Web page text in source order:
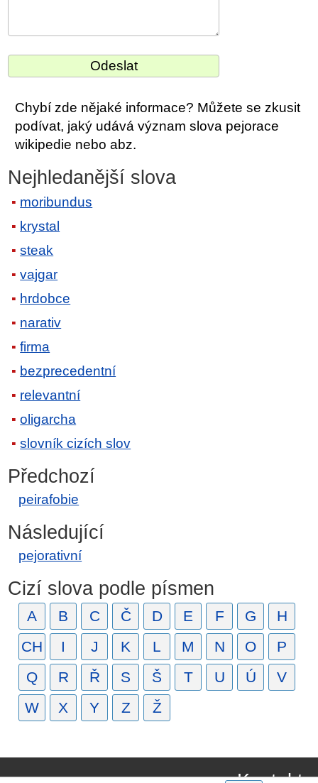
Chybí zde nějaké informace? Můžete se zkusit
podívat, jaký udává význam slova pejorace
wikipedie nebo abz.
Nejhledanější slova
moribundus
krystal
steak
vajgar
hrdobce
narativ
firma
bezprecedentní
relevantní
oligarcha
slovník cizích slov
Předchozí
peirafobie
Následující
pejorativní
Cizí slova podle písmen
A B C Č D E F G
H
CH
I J K L M N O
P
Q
R Ř S Š T U Ú
V
W
X Y Z Ž